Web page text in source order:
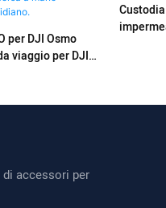
per DJI Osmo
viaggio per DJI
accessori per